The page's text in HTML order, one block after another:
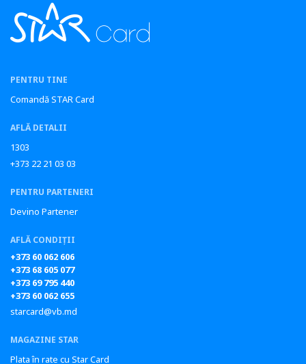
PENTRU TINE
Comandă STAR Card
AFLĂ DETALII
1303
+373 22 21 03 03
PENTRU PARTENERI
Devino Partener
AFLĂ CONDIȚII
+373 60 062 606
+373 68 605 077
+373 69 795 440
+373 60 062 655
starcard@vb.md
MAGAZINE STAR
Plata în rate cu Star Card